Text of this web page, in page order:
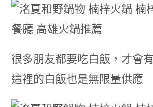
很多朋友都要吃白飯，才會
這裡的白飯也是無限量供應